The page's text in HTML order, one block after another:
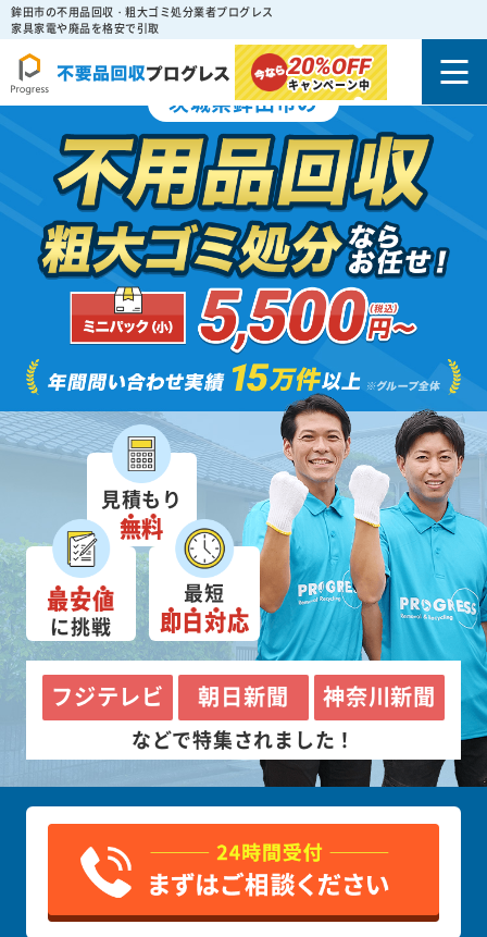
鉾田市の不用品回収・粗大ゴミ処分業者プログレス
家具家電や廃品を格安で引取
20%OFF
キャンペーン中
茨城県鉾田市の
見積もり
無料
最安値
に挑戦
最短
即日対応
フジテレビ 朝日新聞 神奈川新聞
などで特集されました！